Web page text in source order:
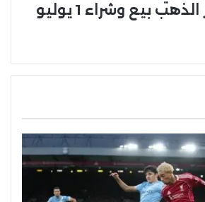
لحظي لأسعار الذهب بيع وشراء 1 يوليو